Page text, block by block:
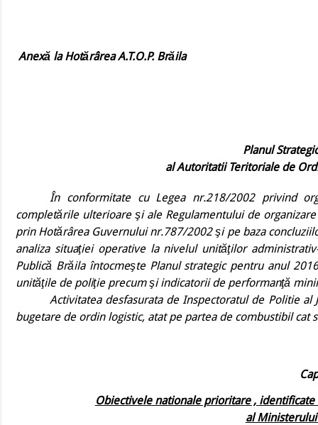
Anexă la Hotărârea A.T.O.P. Brăila
Planul
al Autoritatii Teritoriale de
În conformitate cu Legea nr.218/2002 privind
completările ulterioare şi ale Regulamentului de
prin Hotărârea Guvernului nr.787/2002 şi pe baza
analiza situaţiei operative la nivelul unităţilor
Publică Brăila întocmeşte Planul strategic pentru anul
unităţile de poliţie precum şi indicatorii de performanţă
Activitatea desfasurata de Inspectoratul de Politie
bugetare de ordin logistic, atat pe partea de combustibil cat
Obiectivele nationale prioritare ,
al